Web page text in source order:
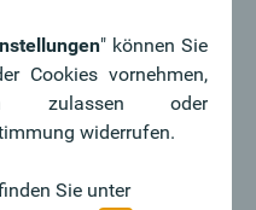
ist von langer
Franz Gasselsberger:
beschäftigen wir uns
mit dem
abgeschlossen. Nicht
der ersten
" können Sie
Cookies vornehmen,
zulassen oder
widerrufen.
Sie unter